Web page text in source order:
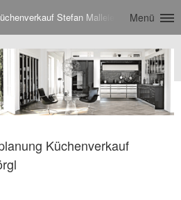
Stefan Malleier in Wörgl
Menü
Küchenverkauf